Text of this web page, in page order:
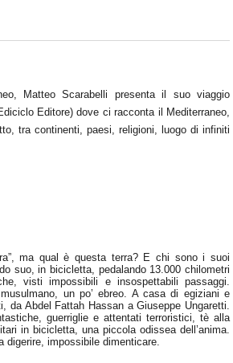
Matteo Scarabelli presenta il suo viaggio
Editore) dove ci racconta il Mediterraneo,
tra continenti, paesi, religioni, luogo di infiniti
ma qual è questa terra? E chi sono i suoi
suo, in bicicletta, pedalando 13.000 chilometri
visti impossibili e insospettabili passaggi.
un po’ ebreo. A casa di egiziani e
da Abdel Fattah Hassan a Giuseppe Ungaretti.
guerriglie e attentati terroristici, tè alla
in bicicletta, una piccola odissea dell’anima.
digerire, impossibile dimenticare.